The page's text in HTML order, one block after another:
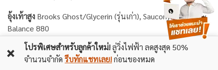
อุ้งเท้าสูง Brooks Ghost/Glycerin (รุ่นเก่า), Saucony Ride, New
Balance 880
“คนอุ้งเท้าสูงโชคดีที่มีตัวเลือกเยอะ แต่ผมชอบแนะนำ Brooks
Ghost รุ่นเก่า เพราะมันนุ่ม น้ำหนักเบา และราคาไม่แพงมาก”
โปรพิเศษสำหรับลูกค้าใหม่!ลู่วิ่งไฟฟ้า ลดสูงสุด 50%
จำนวนจำกัดรีบทักแชทเลย!ก่อนของหมด
❌